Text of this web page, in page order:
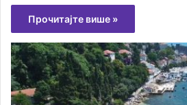
Прочитајте више »